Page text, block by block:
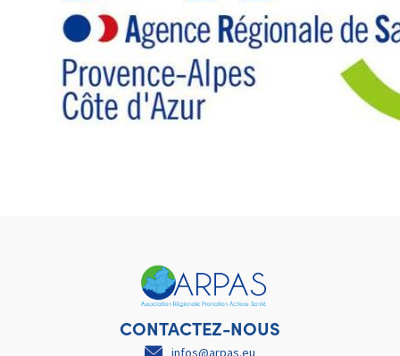
CONTACTEZ-NOUS
infos@arpas.eu